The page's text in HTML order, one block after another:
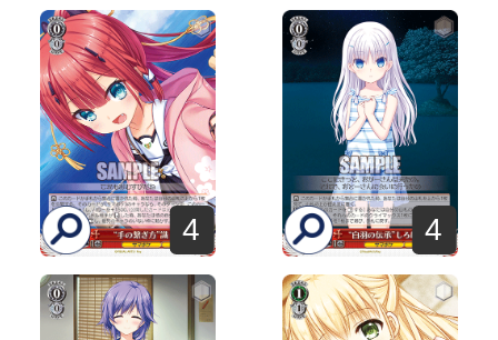
4 4